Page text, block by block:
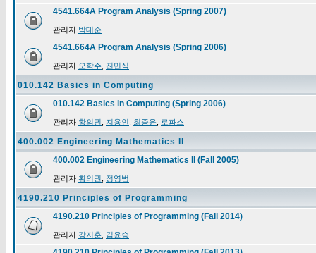
4541.664A Program Analysis (Spring 2007)
관리자 박대준
4541.664A Program Analysis (Spring 2006)
관리자 오학주 진민식
010.142 Basics in Computing
010.142 Basics in Computing (Spring 2006)
관리자 황의권 지용인 최종윤 로파스
400.002 Engineering Mathematics II
400.002 Engineering Mathematics II (Fall 2005)
관리자 황의권 정영범
4190.210 Principles of Programming
4190.210 Principles of Programming (Fall 2014)
관리자 강지훈 김윤승